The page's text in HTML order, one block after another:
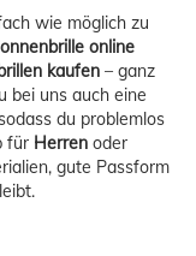
wie möglich zu
online
kaufen – ganz
bei uns auch eine
du problemlos
für Herren oder
gute Passform